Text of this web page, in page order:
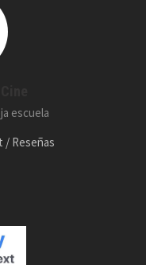
escuela
/ Reseñas